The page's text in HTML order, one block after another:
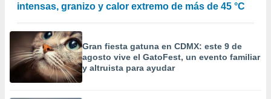
intensas, granizo y calor extremo de más de 45 °C
Gran fiesta gatuna en CDMX: este 9 de
agosto vive el GatoFest, un evento familiar
y altruista para ayudar